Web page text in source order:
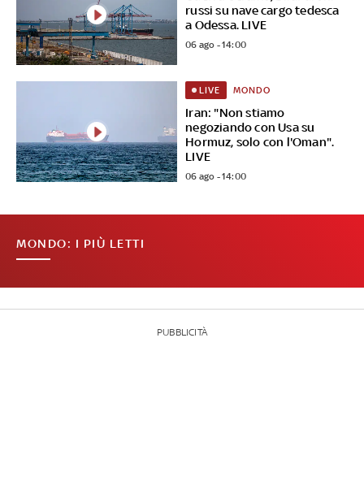
russi su nave cargo tedesca
a Odessa. LIVE
06 ago - 14:00
Iran: "Non stiamo
negoziando con Usa su
Hormuz, solo con l'Oman".
LIVE
LIVE MONDO
06 ago - 14:00
MONDO: I PIÙ LETTI
PUBBLICITÀ